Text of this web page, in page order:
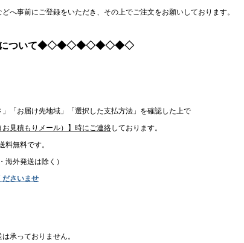
へ事前にご登録をいただき、その上でご注文をお願いしております。
について◆◇◆◇◆◇◆◇◆◇
「お届け先地域」「選択した支払方法」を確認した上で
見積もりメール）】時にご連絡しております。
料無料です。
海外発送は除く）
ださいませ
承っておりません。